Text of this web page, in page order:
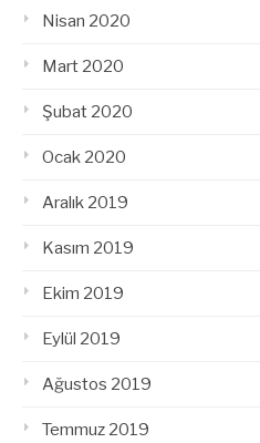
Nisan 2020
Mart 2020
Şubat 2020
Ocak 2020
Aralık 2019
Kasım 2019
Ekim 2019
Eylül 2019
Ağustos 2019
Temmuz 2019